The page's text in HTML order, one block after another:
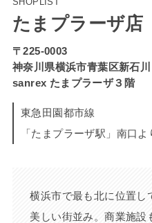
たまプラーザ店
〒225-0003
神奈川県横浜市青葉区新石
sanrex たまプラーザ３階
東急田園都市線
「たまプラーザ駅」南口
横浜市で最も北に位置し
美しい街並み。商業施設